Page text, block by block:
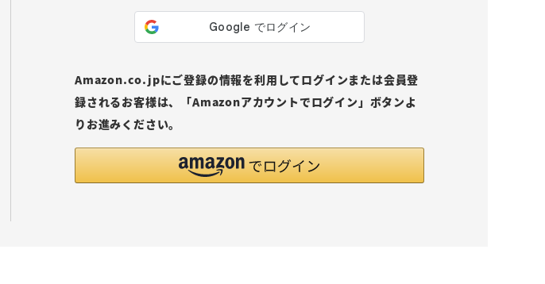
Amazon.co.jpにご登録の情報を利用してログインまたは会員登
録されるお客様は、「Amazonアカウントでログイン」ボタンよ
りお進みください。